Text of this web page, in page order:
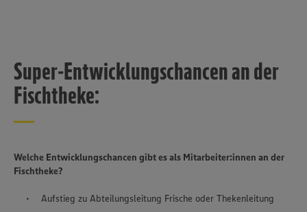
Super-Entwicklungschancen an der
Fischtheke:
Welche Entwicklungschancen gibt es als Mitarbeiter:innen an der
Fischtheke?
Aufstieg zu Abteilungsleitung Frische oder Thekenleitung